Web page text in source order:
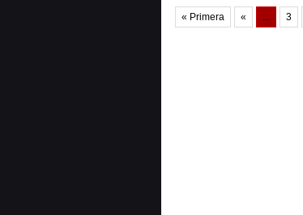
« Primera « ... 3